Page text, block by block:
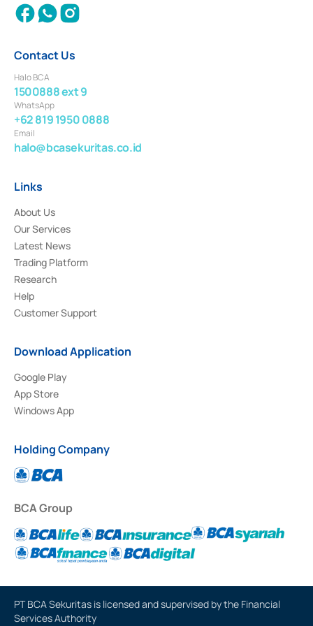
Contact Us
Halo BCA
1500888 ext 9
WhatsApp
+62 819 1950 0888
Email
halo@bcasekuritas.co.id
Links
About Us
Our Services
Latest News
Trading Platform
Research
Help
Customer Support
Download Application
Google Play
App Store
Windows App
Holding Company
BCA Group
PT BCA Sekuritas is licensed and supervised by the Financial
Services Authority